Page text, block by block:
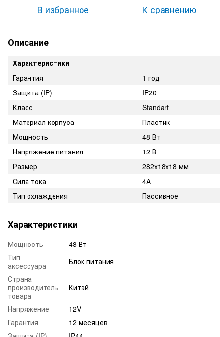
В избранное К сравнению
Описание
Характеристики
Гарантия
1 год
Защита (IP)
IP20
Класс
Standart
Материал корпуса
Пластик
Мощность
48 Вт
Напряжение питания
12 В
Размер
282x18x18 мм
Сила тока
4A
Тип охлаждения
Пассивное
Характеристики
Мощность
48 Вт
Тип
аксессуара
Блок питания
Страна
производитель
товара
Китай
Напряжение
12V
Гарантия
12 месяцев